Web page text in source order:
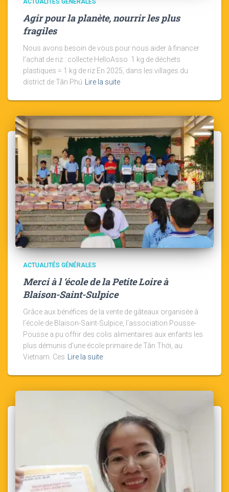
Agir pour la planète, nourrir les plus
fragiles
Nous avons besoin de vous pour nous aider à financer
l’achat de riz : collecte HelloAsso 1 kg de déchets
plastiques = 1 kg de riz En 2025, dans les villages du
district de Tân Phú
Lire la suite
ACTUALITÉS GÉNÉRALES
Merci à l ‘école de la Petite Loire à
Blaison-Saint-Sulpice
Grâce aux bénéfices de la vente de gâteaux organisée à
l’école de Blaison-Saint-Sulpice, l’association Pousse-
Pousse a pu offrir des colis alimentaires aux enfants les
plus démunis d’une école primaire de Tân Thới, au
Vietnam. Ces Lire la suite